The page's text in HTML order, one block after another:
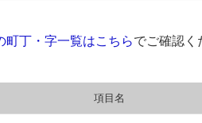
町丁・字一覧はこちらでご確認く
項目名